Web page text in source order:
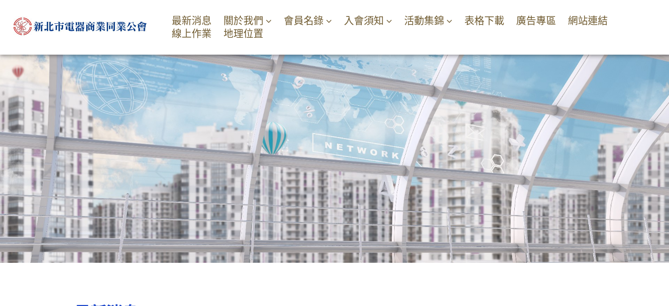
最新消息 關於我們 會員名錄 入會須知 活動集錦 表格下載 廣告專區
網站連結
線上作業
地理位置